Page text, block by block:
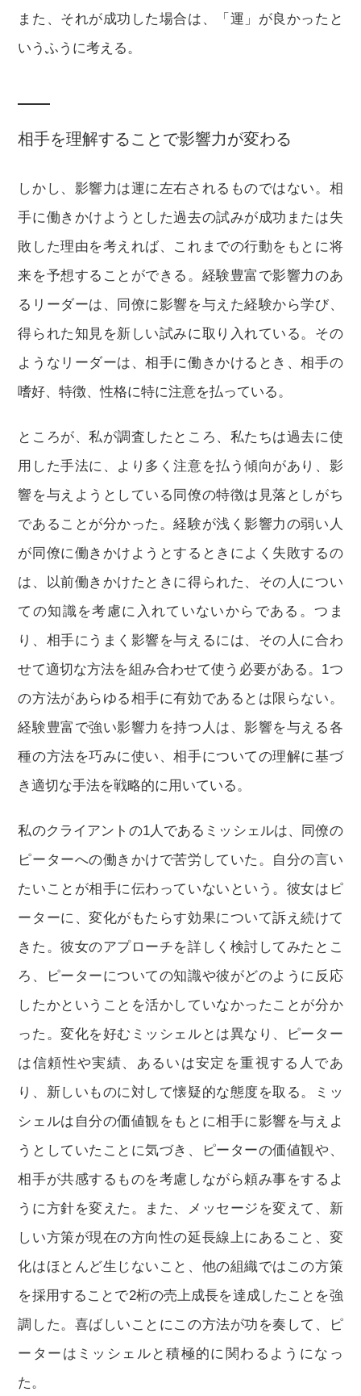
また、それが成功した場合は、「運」が良かったと
いうふうに考える。
相手を理解することで影響力が変わる
しかし、影響力は運に左右されるものではない。相
手に働きかけようとした過去の試みが成功または失
敗した理由を考えれば、これまでの行動をもとに将
来を予想することができる。経験豊富で影響力のあ
るリーダーは、同僚に影響を与えた経験から学び、
得られた知見を新しい試みに取り入れている。その
ようなリーダーは、相手に働きかけるとき、相手の
嗜好、特徴、性格に特に注意を払っている。
ところが、私が調査したところ、私たちは過去に使
用した手法に、より多く注意を払う傾向があり、影
響を与えようとしている同僚の特徴は見落としがち
であることが分かった。経験が浅く影響力の弱い人
が同僚に働きかけようとするときによく失敗するの
は、以前働きかけたときに得られた、その人につい
ての知識を考慮に入れていないからである。つま
り、相手にうまく影響を与えるには、その人に合わ
せて適切な方法を組み合わせて使う必要がある。1つ
の方法があらゆる相手に有効であるとは限らない。
経験豊富で強い影響力を持つ人は、影響を与える各
種の方法を巧みに使い、相手についての理解に基づ
き適切な手法を戦略的に用いている。
私のクライアントの1人であるミッシェルは、同僚の
ピーターへの働きかけで苦労していた。自分の言い
たいことが相手に伝わっていないという。彼女はピ
ーターに、変化がもたらす効果について訴え続けて
きた。彼女のアプローチを詳しく検討してみたとこ
ろ、ピーターについての知識や彼がどのように反応
したかということを活かしていなかったことが分か
った。変化を好むミッシェルとは異なり、ピーター
は信頼性や実績、あるいは安定を重視する人であ
り、新しいものに対して懐疑的な態度を取る。ミッ
シェルは自分の価値観をもとに相手に影響を与えよ
うとしていたことに気づき、ピーターの価値観や、
相手が共感するものを考慮しながら頼み事をするよ
うに方針を変えた。また、メッセージを変えて、新
しい方策が現在の方向性の延長線上にあること、変
化はほとんど生じないこと、他の組織ではこの方策
を採用することで2桁の売上成長を達成したことを強
調した。喜ばしいことにこの方法が功を奏して、ピ
ーターはミッシェルと積極的に関わるようになっ
た。